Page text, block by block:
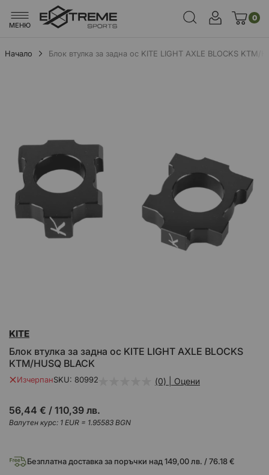
МЕНЮ
0
Начало
Блок втулка за задна ос KITE LIGHT AXLE BLOCKS KTM/
към
на
галерия
със
снимки
Блок втулка за задна ос KITE LIGHT AXLE BLOCKS
KTM/HUSQ BLACK
KITE
ИзчерпанSKU 80992 (0) | Оцени
56,44 € / 110,39 лв.
Валутен курс: 1 EUR = 1.95583 BGN
Безплатна доставка за поръчки над 149,00 лв. / 76.18 €